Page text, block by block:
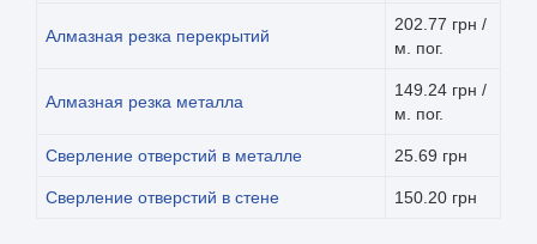
Алмазная резка перекрытий
202.77 грн /
м. пог.
Алмазная резка металла
149.24 грн /
м. пог.
Сверление отверстий в металле 25.69 грн
Сверление отверстий в стене 150.20 грн